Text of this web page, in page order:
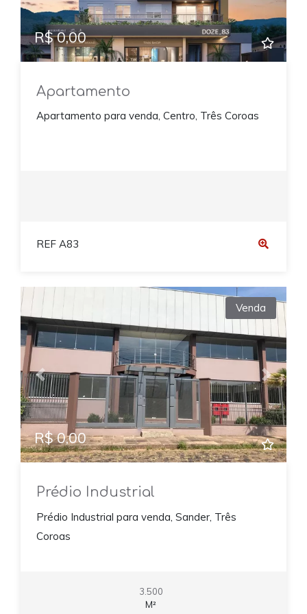
R$ 0,00
Apartamento
Apartamento para venda, Centro, Três Coroas
REF A83
Previous Next
Venda
R$ 0,00
Prédio Industrial
Prédio Industrial para venda, Sander, Três
Coroas
3.500
M²